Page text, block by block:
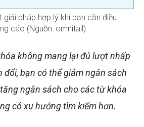
pháp hợp lý khi bạn cần điều
cáo (Nguồn: omnitail)
không mang lại đủ lượt nhấp
đổi, bạn có thể giảm ngân sách
ngân sách cho các từ khóa
có xu hướng tìm kiếm hơn.